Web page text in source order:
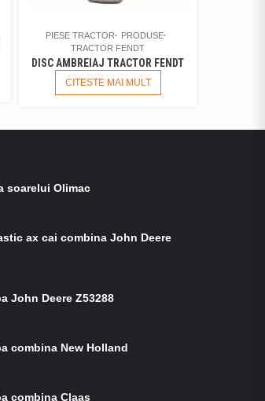
PIESE TRACTOR
PRODUSE
TRACTOR FENDT
DISC AMBREIAJ TRACTOR FENDT
CITESTE MAI MULT
soarelui Olimac
ax cai combina John Deere
John Deere Z53288
combina New Holland
combina Claas